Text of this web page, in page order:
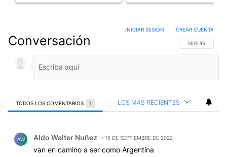
Conversación SIGA ESTA
SEGUIR
INICIAR SESIÓN CREAR CUENTA
TODOS LOS COMENTARIOS 1 LOS MÁS RECIENTES
AW Aldo Walter Nuñez 15 DE SEPTIEMBRE DE 2022
van en camino a ser como Argentina